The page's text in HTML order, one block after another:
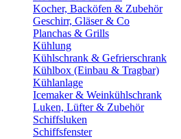
Kocher, Backöfen & Zubehör
Geschirr, Gläser & Co
Planchas & Grills
Kühlung
Kühlschrank & Gefrierschrank
Kühlbox (Einbau & Tragbar)
Kühlanlage
Icemaker & Weinkühlschrank
Luken, Lüfter & Zubehör
Schiffsluken
Schiffsfenster